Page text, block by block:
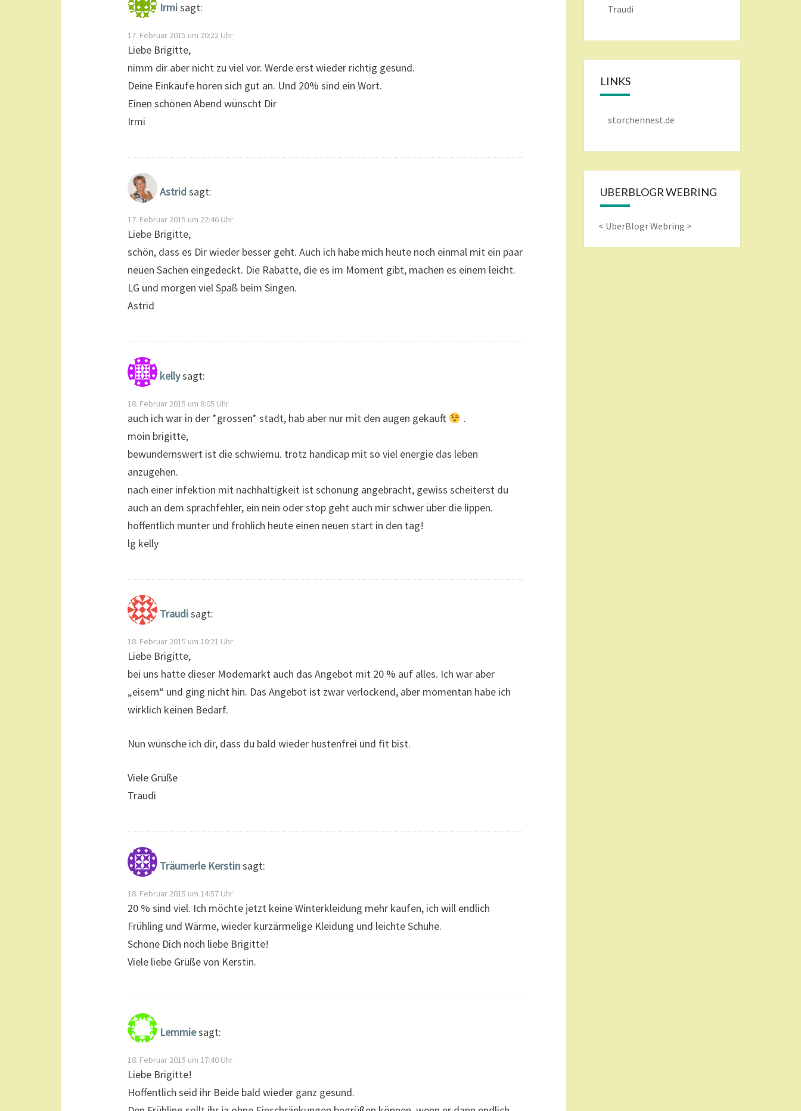
Irmisagt:
17. Februar 2015 um 20:22 Uhr
Liebe Brigitte,
nimm dir aber nicht zu viel vor. Werde erst wieder richtig gesund.
Deine Einkäufe hören sich gut an. Und 20% sind ein Wort.
Einen schönen Abend wünscht Dir
Irmi
Astridsagt:
17. Februar 2015 um 22:46 Uhr
Liebe Brigitte,
schön, dass es Dir wieder besser geht. Auch ich habe mich heute noch einmal mit ein paar
neuen Sachen eingedeckt. Die Rabatte, die es im Moment gibt, machen es einem leicht.
LG und morgen viel Spaß beim Singen.
Astrid
kellysagt:
18. Februar 2015 um 8:05 Uhr
auch ich war in der *grossen* stadt, hab aber nur mit den augen gekauft
.
moin brigitte,
bewundernswert ist die schwiemu. trotz handicap mit so viel energie das leben
anzugehen.
nach einer infektion mit nachhaltigkeit ist schonung angebracht, gewiss scheiterst du
auch an dem sprachfehler, ein nein oder stop geht auch mir schwer über die lippen.
hoffentlich munter und fröhlich heute einen neuen start in den tag!
lg kelly
Traudisagt:
18. Februar 2015 um 10:21 Uhr
Liebe Brigitte,
bei uns hatte dieser Modemarkt auch das Angebot mit 20 % auf alles. Ich war aber
„eisern“ und ging nicht hin. Das Angebot ist zwar verlockend, aber momentan habe ich
wirklich keinen Bedarf.
Nun wünsche ich dir, dass du bald wieder hustenfrei und fit bist.
Viele Grüße
Traudi
Träumerle Kerstinsagt:
18. Februar 2015 um 14:57 Uhr
20 % sind viel. Ich möchte jetzt keine Winterkleidung mehr kaufen, ich will endlich
Frühling und Wärme, wieder kurzärmelige Kleidung und leichte Schuhe.
Schone Dich noch liebe Brigitte!
Viele liebe Grüße von Kerstin.
Lemmiesagt:
18. Februar 2015 um 17:40 Uhr
Liebe Brigitte!
Hoffentlich seid ihr Beide bald wieder ganz gesund.
Traudi
LINKS
storchennest.de
UBERBLOGR WEBRING
< UberBlogr Webring >